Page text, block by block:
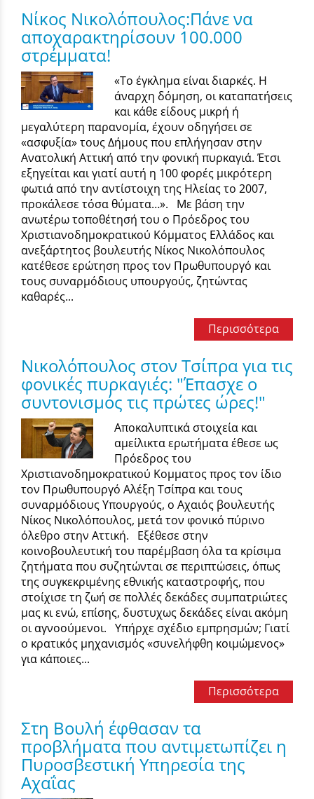
Νίκος Νικολόπουλος:Πάνε να
αποχαρακτηρίσουν 100.000
στρέμματα!
«Το έγκλημα είναι διαρκές. Η
άναρχη δόμηση, οι καταπατήσεις
και κάθε είδους μικρή ή
μεγαλύτερη παρανομία, έχουν οδηγήσει σε
«ασφυξία» τους Δήμους που επλήγησαν στην
Ανατολική Αττική από την φονική πυρκαγιά. Έτσι
εξηγείται και γιατί αυτή η 100 φορές μικρότερη
φωτιά από την αντίστοιχη της Ηλείας το 2007,
προκάλεσε τόσα θύματα…». Με βάση την
ανωτέρω τοποθέτησή του ο Πρόεδρος του
Χριστιανοδημοκρατικού Κόμματος Ελλάδος και
ανεξάρτητος βουλευτής Νίκος Νικολόπουλος
κατέθεσε ερώτηση προς τον Πρωθυπουργό και
τους συναρμόδιους υπουργούς, ζητώντας
καθαρές...
Περισσότερα
Νικολόπουλος στον Τσίπρα για τις
φονικές πυρκαγιές: "Έπασχε ο
συντονισμός τις πρώτες ώρες!"
Αποκαλυπτικά στοιχεία και
αμείλικτα ερωτήματα έθεσε ως
Πρόεδρος του
Χριστιανοδημοκρατικού Κομματος προς τον ίδιο
τον Πρωθυπουργό Αλέξη Τσίπρα και τους
συναρμόδιους Υπουργούς, ο Αχαιός βουλευτής
Νίκος Νικολόπουλος, μετά τον φονικό πύρινο
όλεθρο στην Αττική. Εξέθεσε στην
κοινοβουλευτική του παρέμβαση όλα τα κρίσιμα
ζητήματα που συζητώνται σε περιπτώσεις, όπως
της συγκεκριμένης εθνικής καταστροφής, που
στοίχισε τη ζωή σε πολλές δεκάδες συμπατριώτες
μας κι ενώ, επίσης, δυστυχως δεκάδες είναι ακόμη
οι αγνοούμενοι. Υπήρχε σχέδιο εμπρησμών; Γιατί
ο κρατικός μηχανισμός «συνελήφθη κοιμώμενος»
για κάποιες...
Περισσότερα
Στη Βουλή έφθασαν τα
προβλήματα που αντιμετωπίζει η
Πυροσβεστική Υπηρεσία της
Αχαΐας